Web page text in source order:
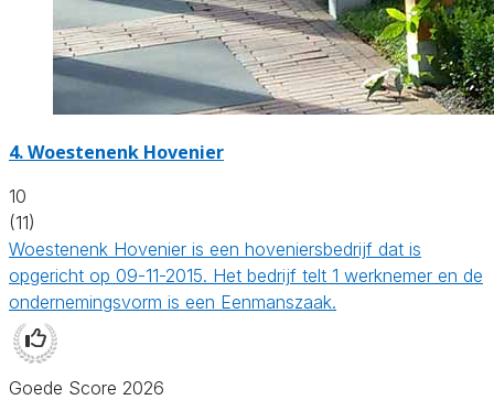
4.Woestenenk Hovenier
10
(11)
Woestenenk Hovenier is een hoveniersbedrijf dat is
opgericht op 09-11-2015. Het bedrijf telt 1 werknemer en de
ondernemingsvorm is een Eenmanszaak.
Goede Score 2026